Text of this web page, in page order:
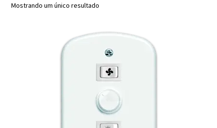
Mostrando um único resultado